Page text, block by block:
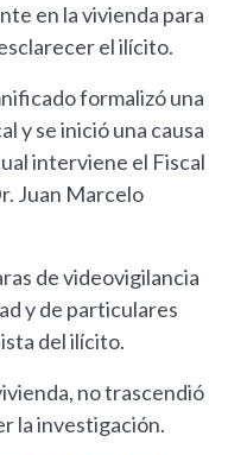
en la vivienda para
el ilícito.
formalizó una
y se inició una causa
interviene el Fiscal
Juan Marcelo
de videovigilancia
y de particulares
del ilícito.
no trascendió
la investigación.